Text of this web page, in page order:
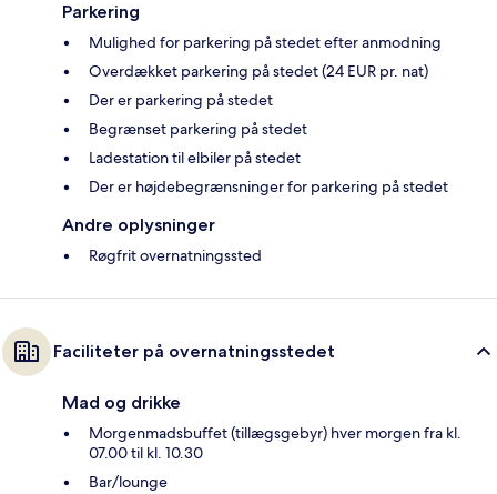
Parkering
Mulighed for parkering på stedet efter anmodning
Overdækket parkering på stedet (24 EUR pr. nat)
Der er parkering på stedet
Begrænset parkering på stedet
Ladestation til elbiler på stedet
Der er højdebegrænsninger for parkering på stedet
Andre oplysninger
Røgfrit overnatningssted
Faciliteter på overnatningsstedet
Mad og drikke
Morgenmadsbuffet (tillægsgebyr) hver morgen fra kl.
07.00 til kl. 10.30
Bar/lounge